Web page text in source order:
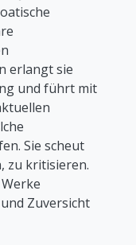
erlangt sie
und führt mit
Sie scheut
zu kritisieren.
Zuversicht